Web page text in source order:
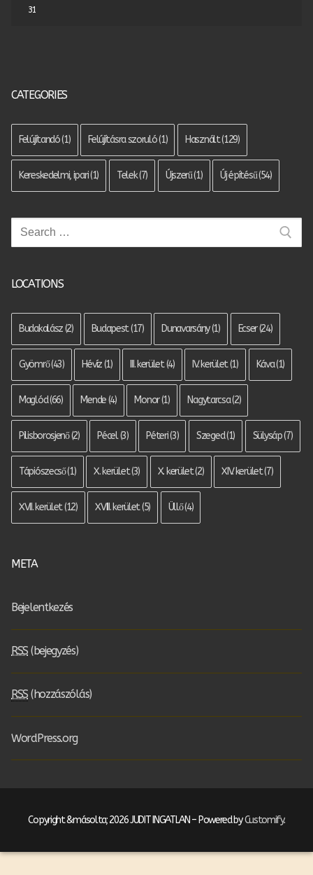
31
CATEGORIES
Felújítandó(1) Felújításra szoruló(1) Használt(129)
Kereskedelmi, ipari(1) Telek(7) Újszerű(1) Új építésű(54)
Keresése:
LOCATIONS
Budakalász(2) Budapest(17) Dunavarsány(1) Ecser(24)
Gyömrő(43) Hévíz(1) III. kerület(4) IV. kerület(1) Káva(1)
Maglód(66) Mende(4) Monor(1) Nagytarcsa(2)
Pilisborosjenő(2) Pécel(3) Péteri(3) Szeged(1) Sülysáp(7)
Tápiószecső(1) X. kerület(3) X. kerület(2) XIV. kerület(7)
XVII. kerület(12) XVIII. kerület(5) Üllő(4)
META
Bejelentkezés
RSS (bejegyzés)
RSS (hozzászólás)
WordPress.org
Copyright &másolta; 2026 JUDIT INGATLAN – Powered byCustomify.